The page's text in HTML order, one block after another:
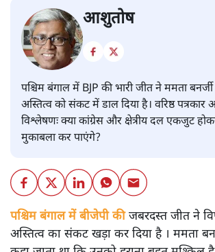
डिलिमिटेशन पर विपक्ष का विरोध।
आशुतोष